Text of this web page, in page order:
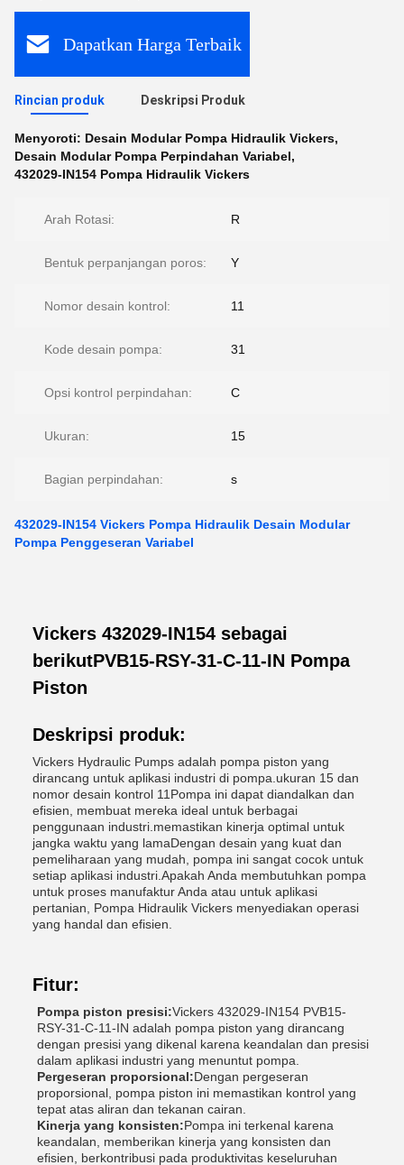
Dapatkan Harga Terbaik
Rincian produk Deskripsi Produk
Menyoroti: Desain Modular Pompa Hidraulik Vickers,
Desain Modular Pompa Perpindahan Variabel,
432029-IN154 Pompa Hidraulik Vickers
Arah Rotasi: R
Bentuk perpanjangan poros: Y
Nomor desain kontrol: 11
Kode desain pompa: 31
Opsi kontrol perpindahan: C
Ukuran: 15
Bagian perpindahan: s
432029-IN154 Vickers Pompa Hidraulik Desain Modular
Pompa Penggeseran Variabel
Vickers 432029-IN154 sebagai
berikutPVB15-RSY-31-C-11-IN Pompa
Piston
Deskripsi produk:
Vickers Hydraulic Pumps adalah pompa piston yang
dirancang untuk aplikasi industri di pompa.ukuran 15 dan
nomor desain kontrol 11Pompa ini dapat diandalkan dan
efisien, membuat mereka ideal untuk berbagai
penggunaan industri.memastikan kinerja optimal untuk
jangka waktu yang lamaDengan desain yang kuat dan
pemeliharaan yang mudah, pompa ini sangat cocok untuk
setiap aplikasi industri.Apakah Anda membutuhkan pompa
untuk proses manufaktur Anda atau untuk aplikasi
pertanian, Pompa Hidraulik Vickers menyediakan operasi
yang handal dan efisien.
Fitur:
Pompa piston presisi:Vickers 432029-IN154 PVB15-
RSY-31-C-11-IN adalah pompa piston yang dirancang
dengan presisi yang dikenal karena keandalan dan presisi
dalam aplikasi industri yang menuntut pompa.
Pergeseran proporsional:Dengan pergeseran
proporsional, pompa piston ini memastikan kontrol yang
tepat atas aliran dan tekanan cairan.
Kinerja yang konsisten:Pompa ini terkenal karena
keandalan, memberikan kinerja yang konsisten dan
efisien, berkontribusi pada produktivitas keseluruhan